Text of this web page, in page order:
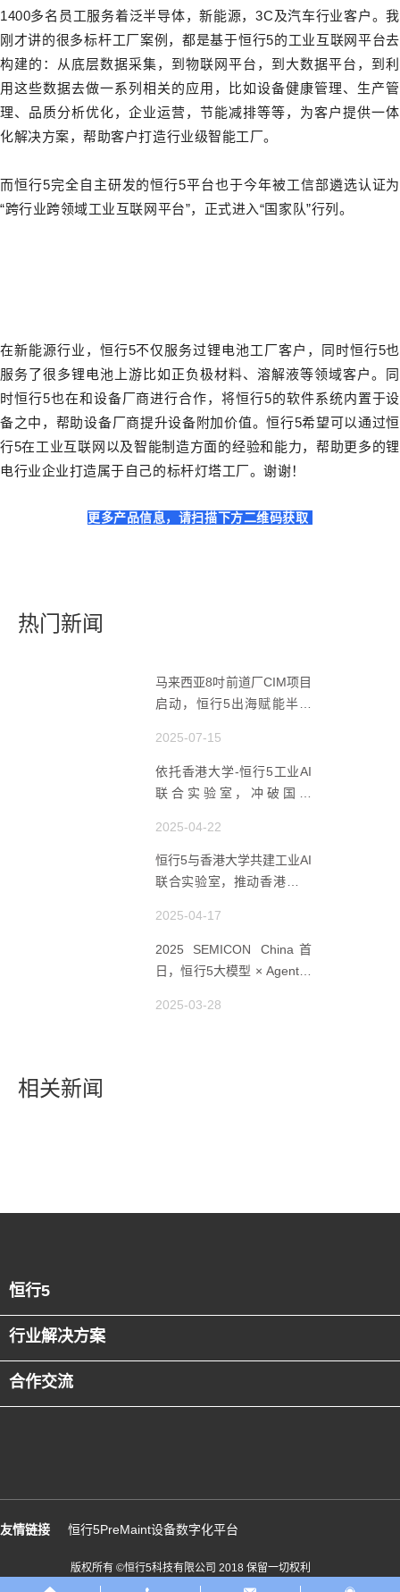
1400多名员工服务着泛半导体，新能源，3C及汽车行业客户。我
刚才讲的很多标杆工厂案例，都是基于恒行5的工业互联网平台去
构建的：从底层数据采集，到物联网平台，到大数据平台，到利
用这些数据去做一系列相关的应用，比如设备健康管理、生产管
理、品质分析优化，企业运营，节能减排等等，为客户提供一体
化解决方案，帮助客户打造行业级智能工厂。
而恒行5完全自主研发的恒行5平台也于今年被工信部遴选认证为
“跨行业跨领域工业互联网平台”，正式进入“国家队”行列。
在新能源行业，恒行5不仅服务过锂电池工厂客户，同时恒行5也
服务了很多锂电池上游比如正负极材料、溶解液等领域客户。同
时恒行5也在和设备厂商进行合作，将恒行5的软件系统内置于设
备之中，帮助设备厂商提升设备附加价值。恒行5希望可以通过恒
行5在工业互联网以及智能制造方面的经验和能力，帮助更多的锂
电行业企业打造属于自己的标杆灯塔工厂。谢谢！
更多产品信息，请扫描下方二维码获取
热门新闻
马来西亚8吋前道厂CIM项目
启动，恒行5出海赋能半导
2025-07-15
依托香港大学-恒行5工业AI
联合实验室，冲破国产
2025-04-22
恒行5与香港大学共建工业AI
联合实验室，推动香港成为
2025-04-17
2025 SEMICON China首
日，恒行5大模型 × Agent研
潮
2025-03-28
相关新闻
恒行5
行业解决方案
合作交流
友情链接 恒行5PreMaint设备数字化平台
版权所有 ©恒行5科技有限公司 2018 保留一切权利